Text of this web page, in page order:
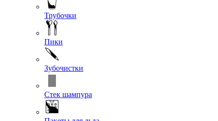
Трубочки
Пики
Зубочистки
Стек шампура